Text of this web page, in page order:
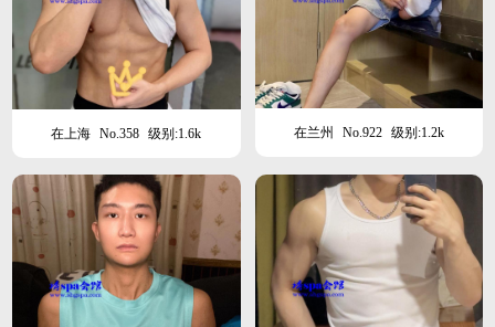
在上海 No.358 级别:1.6k 在兰州 No.922 级别:1.2k